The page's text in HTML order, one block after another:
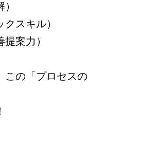
スキル）
案力）
この「プロセスの